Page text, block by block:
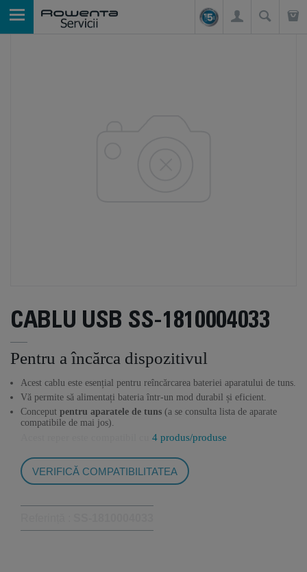
CABLU USB SS-1810004033
Pentru a încărca dispozitivul
Acest cablu este esențial pentru reîncărcarea bateriei aparatului de tuns.
Vă permite să alimentați bateria într-un mod durabil și eficient.
Conceput pentru aparatele de tuns (a se consulta lista de aparate
compatibile de mai jos).
4 produs/produse
VERIFICĂ COMPATIBILITATEA